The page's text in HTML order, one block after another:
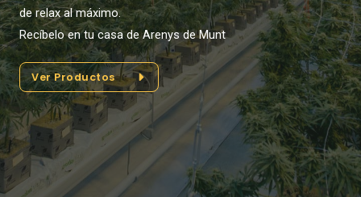
de relax al máximo.
Recíbelo en tu casa de Arenys de Munt
Ver Productos